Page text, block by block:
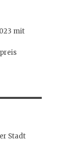
mit
Stadt